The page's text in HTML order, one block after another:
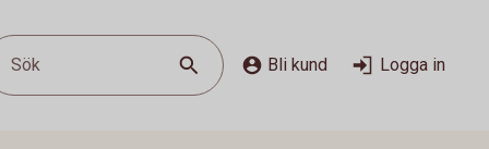
Sök Bli kund Logga in